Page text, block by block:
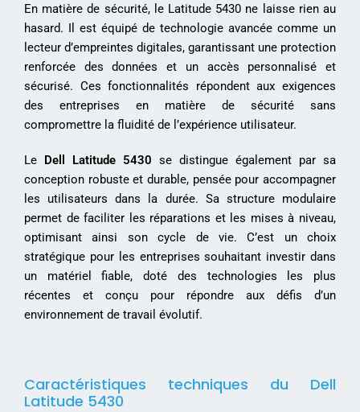
En matière de sécurité, le Latitude 5430 ne laisse rien au
hasard. Il est équipé de technologie avancée comme un
lecteur d’empreintes digitales, garantissant une protection
renforcée des données et un accès personnalisé et
sécurisé. Ces fonctionnalités répondent aux exigences
des entreprises en matière de sécurité sans
compromettre la fluidité de l’expérience utilisateur.
Le Dell Latitude 5430 se distingue également par sa
conception robuste et durable, pensée pour accompagner
les utilisateurs dans la durée. Sa structure modulaire
permet de faciliter les réparations et les mises à niveau,
optimisant ainsi son cycle de vie. C’est un choix
stratégique pour les entreprises souhaitant investir dans
un matériel fiable, doté des technologies les plus
récentes et conçu pour répondre aux défis d’un
environnement de travail évolutif.
Caractéristiques techniques du Dell
Latitude 5430